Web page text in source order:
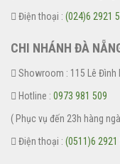
Điện thoại : (024)6 2921
CHI NHÁNH ĐÀ
Showroom : 115 Lê Đình
Hotline : 0973 981 509
( Phục vụ đến 23h hàng
Điện thoại : (0511)6 2921